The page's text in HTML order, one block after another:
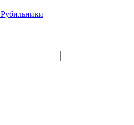
Рубильники